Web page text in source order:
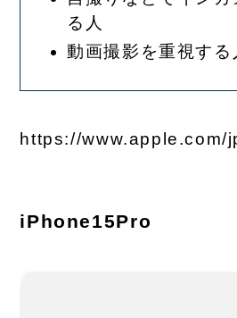
る人
動画撮影を重視する
https://www.apple.com/
iPhone15Pro